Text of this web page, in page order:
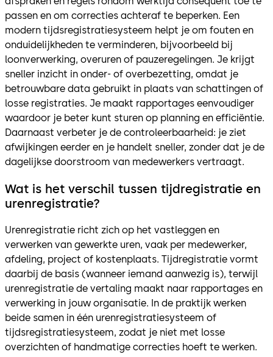
passen en om correcties achteraf te beperken. Een
modern tijdsregistratiesysteem helpt je om fouten en
onduidelijkheden te verminderen, bijvoorbeeld bij
loonverwerking, overuren of pauzeregelingen. Je krijgt
sneller inzicht in onder- of overbezetting, omdat je
betrouwbare data gebruikt in plaats van schattingen of
losse registraties. Je maakt rapportages eenvoudiger
waardoor je beter kunt sturen op planning en efficiëntie.
Daarnaast verbeter je de controleerbaarheid: je ziet
afwijkingen eerder en je handelt sneller, zonder dat je de
dagelijkse doorstroom van medewerkers vertraagt.
Wat is het verschil tussen tijdregistratie en
urenregistratie?
Urenregistratie richt zich op het vastleggen en
verwerken van gewerkte uren, vaak per medewerker,
afdeling, project of kostenplaats. Tijdregistratie vormt
daarbij de basis (wanneer iemand aanwezig is), terwijl
urenregistratie de vertaling maakt naar rapportages en
verwerking in jouw organisatie. In de praktijk werken
beide samen in één urenregistratiesysteem of
tijdsregistratiesysteem, zodat je niet met losse
overzichten of handmatige correcties hoeft te werken.